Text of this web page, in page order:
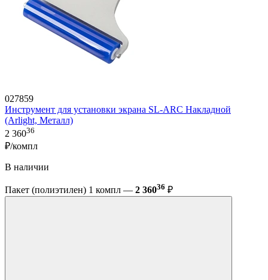
027859
Инструмент для установки экрана SL-ARC Накладной
(Arlight, Металл)
2 36036
₽/компл
В наличии
Пакет (полиэтилен) 1 компл — 2 36036 ₽